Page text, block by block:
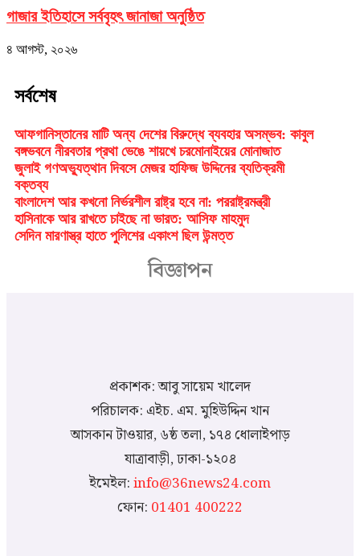
গাজার ইতিহাসে সর্ববৃহৎ জানাজা অনুষ্ঠিত
৪ আগস্ট, ২০২৬
সর্বশেষ
আফগানিস্তানের মাটি অন্য দেশের বিরুদ্ধে ব্যবহার অসম্ভব: কাবুল
বঙ্গভবনে নীরবতার প্রথা ভেঙে শায়খে চরমোনাইয়ের মোনাজাত
জুলাই গণঅভ্যুত্থান দিবসে মেজর হাফিজ উদ্দিনের ব্যতিক্রমী
বক্তব্য
বাংলাদেশ আর কখনো নির্ভরশীল রাষ্ট্র হবে না: পররাষ্ট্রমন্ত্রী
হাসিনাকে আর রাখতে চাইছে না ভারত: আসিফ মাহমুদ
সেদিন মারণাস্ত্র হাতে পুলিশের একাংশ ছিল উন্মত্ত
বিজ্ঞাপন
প্রকাশক: আবু সায়েম খালেদ
পরিচালক: এইচ. এম. মুহিউদ্দিন খান
আসকান টাওয়ার, ৬ষ্ঠ তলা, ১৭৪ ধোলাইপাড়
যাত্রাবাড়ী, ঢাকা-১২০৪
ইমেইল:info@36news24.com
ফোন: 01401 400222